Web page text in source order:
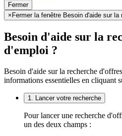
Fermer
× Fermer la fenêtre Besoin d'aide sur
Besoin d'aide sur la
d'emploi ?
Besoin d'aide sur la recherche
informations essentielles en cliquant
1. Lancer votre recherche
Pour lancer une recherche
un des deux champs :